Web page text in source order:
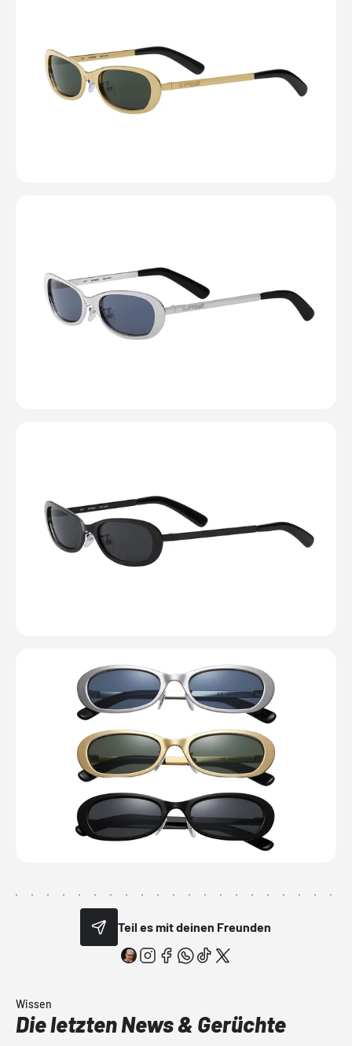
Teil es mit deinen Freunden
Wissen
Die letzten News & Gerüchte